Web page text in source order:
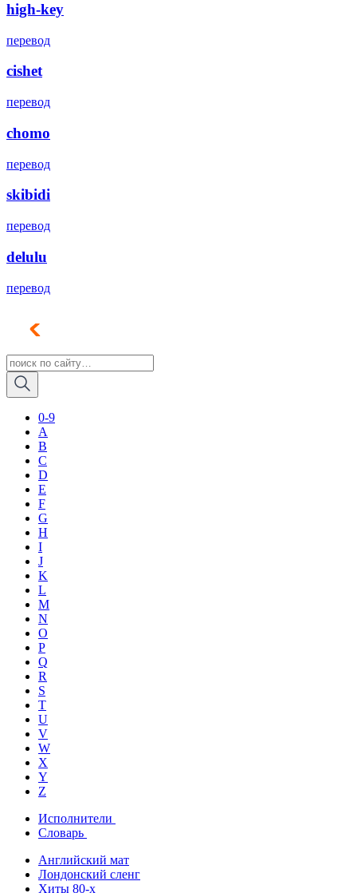
high-key
перевод
cishet
перевод
chomo
перевод
skibidi
перевод
delulu
перевод
0-9
A
B
C
D
E
F
G
H
I
J
K
L
M
N
O
P
Q
R
S
T
U
V
W
X
Y
Z
Исполнители
Словарь
Английский мат
Лондонский сленг
Хиты 80-х